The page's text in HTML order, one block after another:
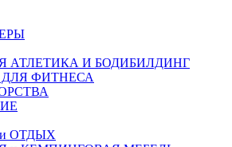
АТЛЕТИКА И БОДИБИЛДИНГ
ФИТНЕСА
ОТДЫХ